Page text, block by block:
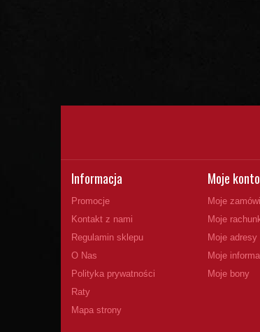
Informacja
Promocje
Kontakt z nami
Regulamin sklepu
O Nas
Polityka prywatności
Raty
Mapa strony
Moje konto
Moje
Moje
Moje adresy
Moje
Moje bony